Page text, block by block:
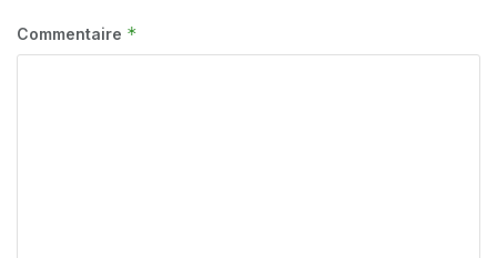
Commentaire *